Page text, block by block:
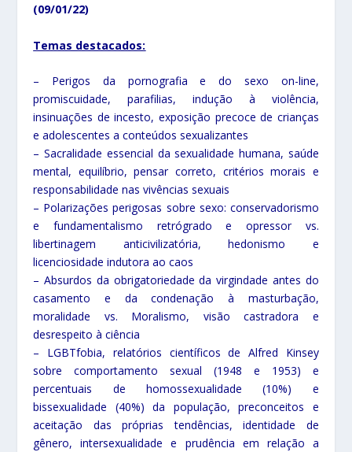
(09/01/22)
Temas destacados:
– Perigos da pornografia e do sexo on-line,
promiscuidade, parafilias, indução à violência,
insinuações de incesto, exposição precoce de crianças
e adolescentes a conteúdos sexualizantes
– Sacralidade essencial da sexualidade humana, saúde
mental, equilíbrio, pensar correto, critérios morais e
responsabilidade nas vivências sexuais
– Polarizações perigosas sobre sexo: conservadorismo
e fundamentalismo retrógrado e opressor vs.
libertinagem anticivilizatória, hedonismo e
licenciosidade indutora ao caos
– Absurdos da obrigatoriedade da virgindade antes do
casamento e da condenação à masturbação,
moralidade vs. Moralismo, visão castradora e
desrespeito à ciência
– LGBTfobia, relatórios científicos de Alfred Kinsey
sobre comportamento sexual (1948 e 1953) e
percentuais de homossexualidade (10%) e
bissexualidade (40%) da população, preconceitos e
aceitação das próprias tendências, identidade de
gênero, intersexualidade e prudência em relação a